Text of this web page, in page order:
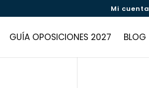
Mi cuenta
GUÍA OPOSICIONES 2027 BLOG